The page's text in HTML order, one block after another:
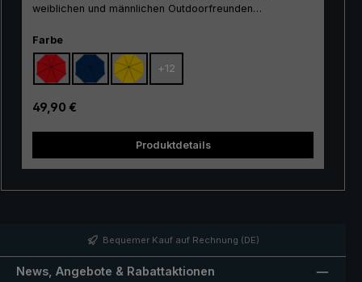
weiblichen und männlichen Outdoorfreunden
Preis-/Leistungsverhältnisses ist der Klassiker als
Einsteigermodell besonders gut geeignet. Das Gestell
aus 100% Glasfasern ist sehr flexibel und überzeugt
durch seine ausgezeichnete Stabilität und erstklassige
Verarbeitung. Durch den Einsatz von innovativen
Materialien ist der "Swing" zudem sehr leicht und kann
somit bequem in der Hand getragen werden. Ob bei
einem kurzen Regenschauer oder bei Dauerregen, der
beliebte Trekking-Regenschirm "Swing" bietet
Wetterbedingungen.
Farbeauswählen
+ 12
Regulärer Preis:
49,90 €
Produktdetails
Bequemer Kauf auf Rechnung (DE)
News, Angebote & Rabattaktionen